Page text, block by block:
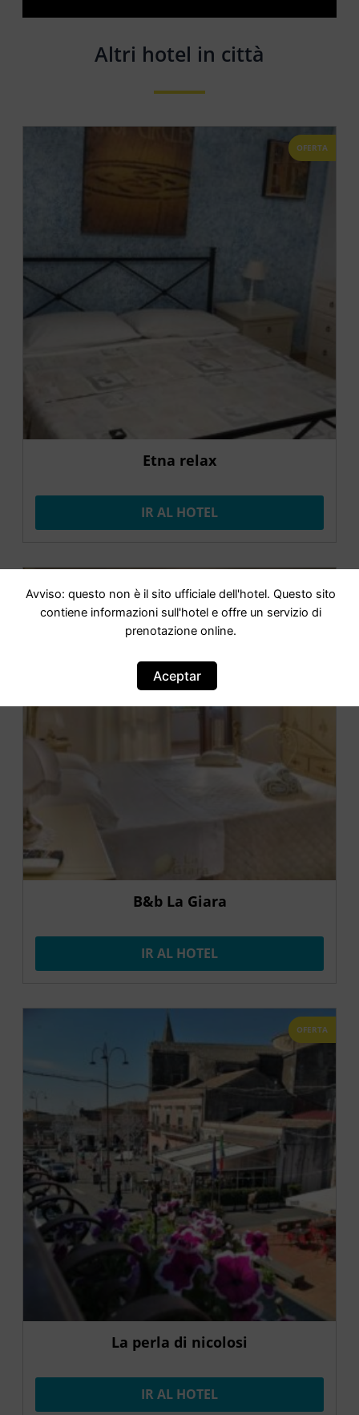
Altri hotel in città
OFERTA
Etna relax
IR AL HOTEL
OFERTA
B&b La Giara
IR AL HOTEL
OFERTA
La perla di nicolosi
IR AL HOTEL
Avviso: questo non è il sito ufficiale dell'hotel. Questo sito
contiene informazioni sull'hotel e offre un servizio di
prenotazione online.
Aceptar